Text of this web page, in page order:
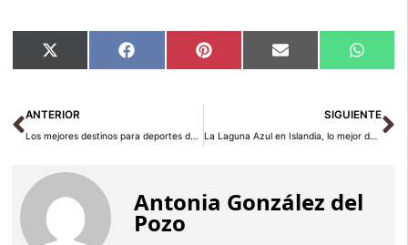
Compartir
en
X
(Twitter)
Compartir
en
Facebook Compartir
en
Pinterest Compartir
en
Email
en
Ant
ANTERIOR
Los mejores destinos para deportes de invierno en Europa
SIGUIENTE
La Laguna Azul en Islandia, lo mejor del turismo de salud
Antonia González del
Pozo